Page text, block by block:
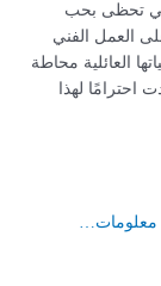
تحظى بحب
العمل الفني
العائلية محاطة
احترامًا لهذا
معلومات…